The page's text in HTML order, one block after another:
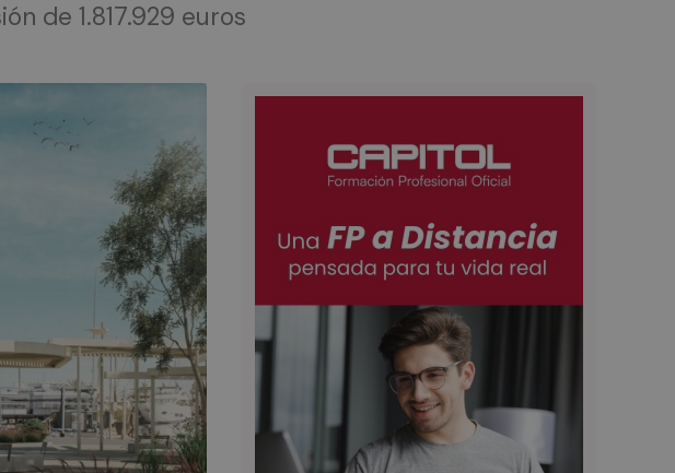
de 1.817.929 euros